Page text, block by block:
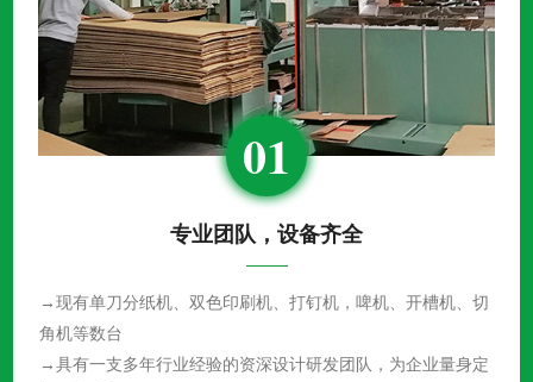
01
专业团队，设备齐全
→现有单刀分纸机、双色印刷机、打钉机，啤机、开槽机、切
角机等数台
→具有一支多年行业经验的资深设计研发团队，为企业量身定